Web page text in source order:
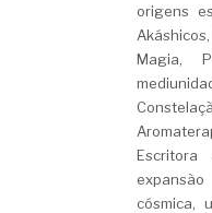
origens
Magia,
cósmica,